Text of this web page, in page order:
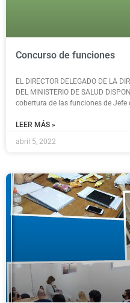
Concurso de funciones
EL DIRECTOR DELEGADO DE LA
DEL MINISTERIO DE SALUD
cobertura de las funciones de Jefe
LEER MÁS »
abril 5, 2022